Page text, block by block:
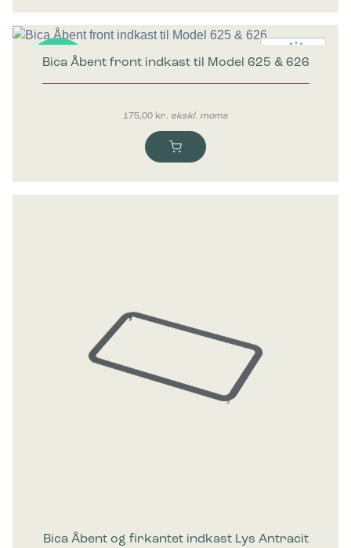
Bica Åbent front indkast til Model 625 & 626
175,00 kr. ekskl. moms
Bica Åbent og firkantet indkast Lys Antracit